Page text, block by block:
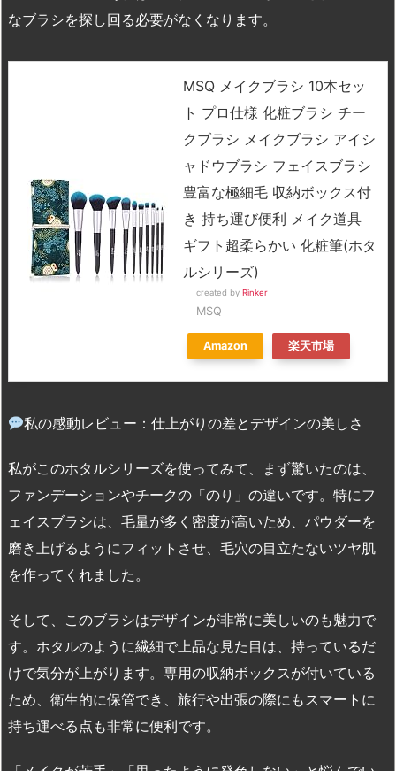
なブラシを探し回る必要がなくなります。
MSQ メイクブラシ 10本セッ
ト プロ仕様 化粧ブラシ チー
クブラシ メイクブラシ アイシ
ャドウブラシ フェイスブラシ
豊富な極細毛 収納ボックス付
き 持ち運び便利 メイク道具
ギフト超柔らかい 化粧筆(ホタ
ルシリーズ)
created by Rinker
MSQ
Amazon 楽天市場
私の感動レビュー：仕上がりの差とデザインの美しさ
私がこのホタルシリーズを使ってみて、まず驚いたのは、
ファンデーションやチークの「のり」の違いです。特にフ
ェイスブラシは、毛量が多く密度が高いため、パウダーを
磨き上げるようにフィットさせ、毛穴の目立たないツヤ肌
を作ってくれました。
そして、このブラシはデザインが非常に美しいのも魅力で
す。ホタルのように繊細で上品な見た目は、持っているだ
けで気分が上がります。専用の収納ボックスが付いている
ため、衛生的に保管でき、旅行や出張の際にもスマートに
持ち運べる点も非常に便利です。